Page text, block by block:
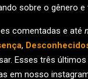
sobre o gênero
comentadas e até
,
Esses três
em nosso